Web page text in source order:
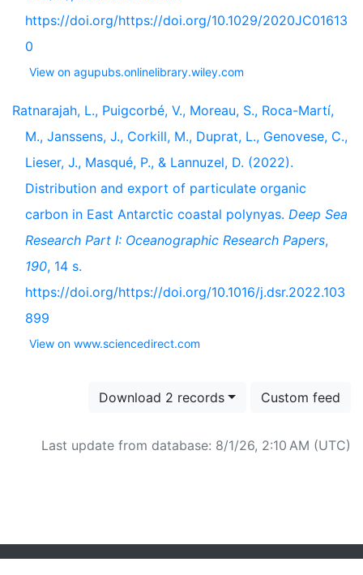
https://doi.org/https://doi.org/10.1029/2020JC01613
0
View on agupubs.onlinelibrary.wiley.com
Ratnarajah, L., Puigcorbé, V., Moreau, S., Roca-Martí,
M., Janssens, J., Corkill, M., Duprat, L., Genovese, C.,
Lieser, J., Masqué, P., & Lannuzel, D. (2022).
Distribution and export of particulate organic
carbon in East Antarctic coastal polynyas. Deep Sea
Research Part I: Oceanographic Research Papers,
190, 14 s.
https://doi.org/https://doi.org/10.1016/j.dsr.2022.103
899
View on www.sciencedirect.com
Download 2 records Custom feed
Last update from database: 8/1/26, 2:10 AM (UTC)